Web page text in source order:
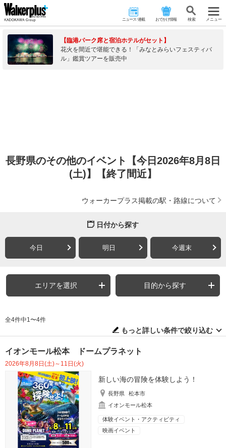
ニュース･連載 おでかけ情報 検 索 メニュー
【臨港パーク席と宿泊ホテルがセット】
花火を間近で堪能できる！「みなとみらいフェスティバ
ル」鑑賞ツアーを販売中
長野県のその他のイベント【今日2026年8月8日
(土)】【終了間近】
ウォーカープラス掲載の駅・路線について
日付から探す
今日 明日 今週末
エリアを選択 目的から探す
全4件中1〜4件
もっと詳しい条件で絞り込む
イオンモール松本 ドームプラネット
2026年8月8日(土)～11日(火)
新しい海の冒険を体験しよう！
長野県
松本市
イオンモール松本
体験イベント・アクティビティ
映画イベント